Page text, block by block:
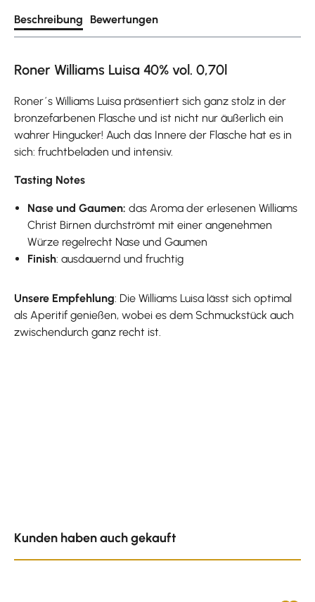
Beschreibung Bewertungen
Roner Williams Luisa 40% vol. 0,70l
Roner´s Williams Luisa präsentiert sich ganz stolz in der
bronzefarbenen Flasche und ist nicht nur äußerlich ein
wahrer Hingucker! Auch das Innere der Flasche hat es in
sich: fruchtbeladen und intensiv.
Tasting Notes
Nase und Gaumen: das Aroma der erlesenen Williams
Christ Birnen durchströmt mit einer angenehmen
Würze regelrecht Nase und Gaumen
Finish: ausdauernd und fruchtig
Unsere Empfehlung: Die Williams Luisa lässt sich optimal
als Aperitif genießen, wobei es dem Schmuckstück auch
zwischendurch ganz recht ist.
Kunden haben auch gekauft